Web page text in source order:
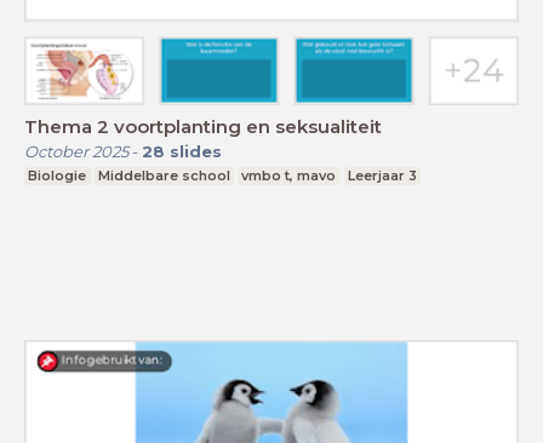
Thema 2 voortplanting en seksualiteit
October 2025- 28 slides
Biologie Middelbare school vmbo t, mavo Leerjaar 3